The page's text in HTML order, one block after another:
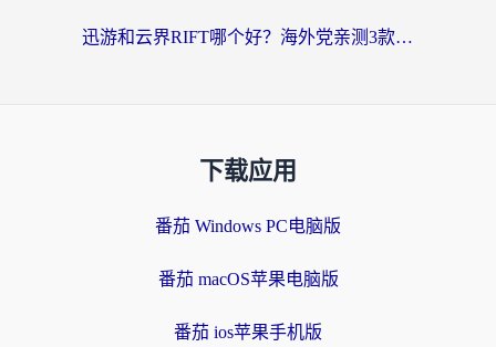
迅游和云界RIFT哪个好？海外党亲测3款回国加速器，教你无缝刷国内剧玩游戏
下载应用
番茄 Windows PC电脑版
番茄 macOS苹果电脑版
番茄 ios苹果手机版